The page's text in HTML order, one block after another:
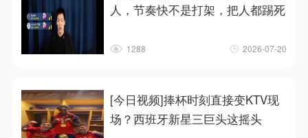
人，节奏快不是打架，把人都踢死
1288 2026-07-20
[今日视频]捧杯时刻直接变KTV现
场？西班牙新星三巨头这摇头